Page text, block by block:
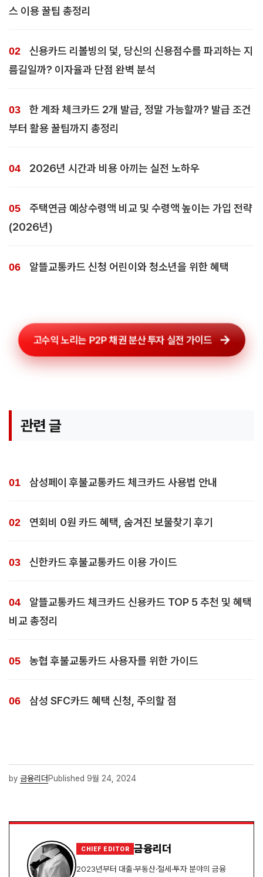
스 이용 꿀팁 총정리
신용카드 리볼빙의 덫, 당신의 신용점수를 파괴하는 지
름길일까? 이자율과 단점 완벽 분석
한 계좌 체크카드 2개 발급, 정말 가능할까? 발급 조건
부터 활용 꿀팁까지 총정리
2026년 시간과 비용 아끼는 실전 노하우
주택연금 예상수령액 비교 및 수령액 높이는 가입 전략
(2026년)
알뜰교통카드 신청 어린이와 청소년을 위한 혜택
고수익 노리는 P2P 채권 분산 투자 실전 가이드
관련 글
삼성페이 후불교통카드 체크카드 사용법 안내
연회비 0원 카드 혜택, 숨겨진 보물찾기 후기
신한카드 후불교통카드 이용 가이드
알뜰교통카드 체크카드 신용카드 TOP 5 추천 및 혜택
비교 총정리
농협 후불교통카드 사용자를 위한 가이드
삼성 SFC카드 혜택 신청, 주의할 점
by 금융리더 Published 9월 24, 2024
CHIEF EDITOR 금융리더
2023년부터 대출·부동산·절세·투자 분야의 금융